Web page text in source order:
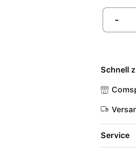
-
Schnell
Service